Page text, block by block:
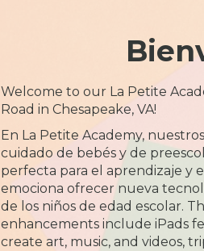
Welcome to our La Petite
Road in Chesapeake, VA!
En La Petite Academy,
cuidado de bebés y de
perfecta para el aprendizaje y
emociona ofrecer nueva
de los niños de edad escolar.
enhancements include iPads
create art, music, and videos,